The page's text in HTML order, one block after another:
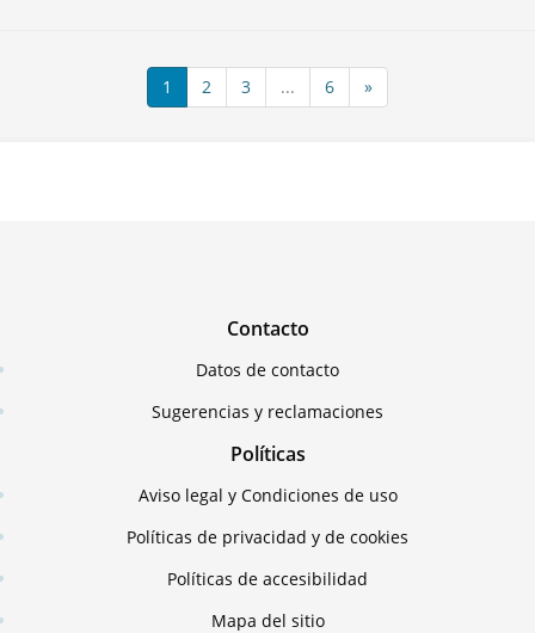
1 2 3 ... 6 »
Contacto
Datos de contacto
Sugerencias y reclamaciones
Políticas
Aviso legal y Condiciones de uso
Políticas de privacidad y de cookies
Políticas de accesibilidad
Mapa del sitio